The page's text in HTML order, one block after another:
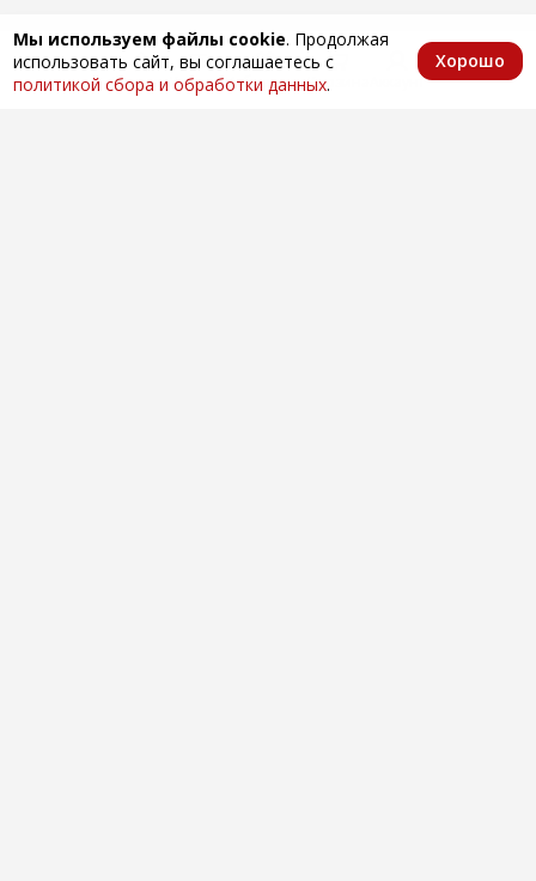
Мы используем файлы cookie. Продолжая
использовать сайт, вы соглашаетесь с
политикой сбора и обработки данных.
Хорошо
Главная КаталогИзбранноеКорзина Аккаунт